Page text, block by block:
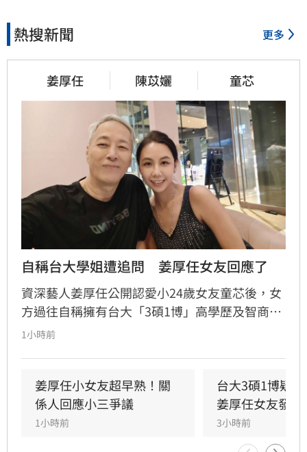
熱搜新聞 更多
姜厚任 陳苡孋 童芯
自稱台大學姐遭追問　姜厚任女友回應了
資深藝人姜厚任公開認愛小24歲女友童芯後，女
方過往自稱擁有台大「3碩1博」高學歷及智商
146等背景引發外界高度質疑。童芯日前於社群
件，導致話題持續發酵，網友針對其學歷真實性
仍存有諸多疑問。面對女友身陷輿論風波，姜厚
任展現力挺態度，笑稱兩人的戀情已像偵探片，
1小時前
姜厚任小女友超早熟！關
係人回應小三爭議
1小時前
台大3碩1博疑
姜厚任女友發聲
3小時前